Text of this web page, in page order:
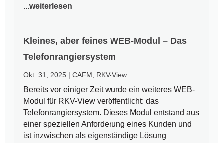
...weiterlesen
Kleines, aber feines WEB-Modul – Das
Telefonrangiersystem
Okt. 31, 2025 |CAFM RKV-View
Bereits vor einiger Zeit wurde ein weiteres WEB-
Modul für RKV-View veröffentlicht: das
Telefonrangiersystem. Dieses Modul entstand aus
einer speziellen Anforderung eines Kunden und
ist inzwischen als eigenständige Lösung